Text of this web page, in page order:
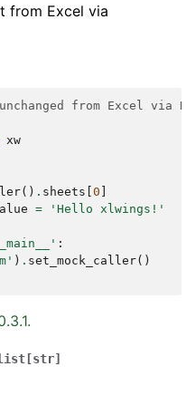
from Excel via
from Excel via
xw
() . sheets 0
= 'Hello xlwings!'
:
) . set_mock_caller()
[str]